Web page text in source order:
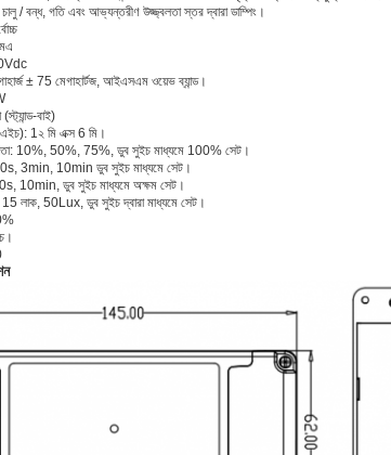
/ বন্ধ, গতি এবং আভ্যন্তরীণ উজ্জ্বলতা স্তর দ্বারা ডাম্পিং।
± 75 মেগাহার্টজ, আইএসএম ওয়েভ ব্যান্ড।
বাই)
1২ মি এক্স 6 মি।
10%, 50%, 75%, ডুব সুইচ মাধ্যমে 100% সেট।
3min, 10min ডুব সুইচ মাধ্যমে সেট।
10min, ডুব সুইচ মাধ্যমে অক্ষম সেট।
15 লাক, 50Lux, ডুব সুইচ দ্বারা মাধ্যমে সেট।